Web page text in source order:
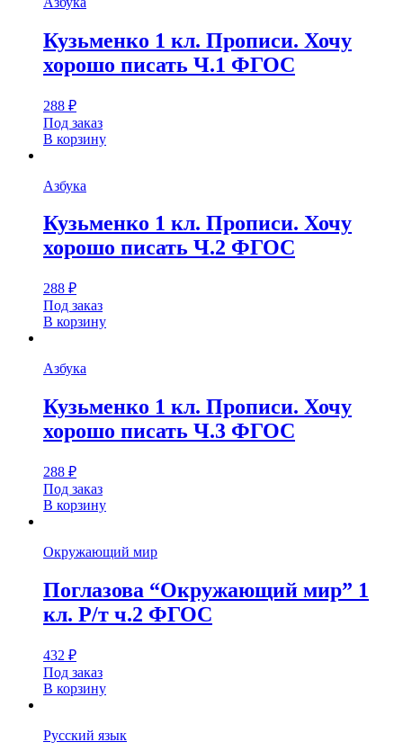
Кузьменко 1 кл. Прописи. Хочу
хорошо писать Ч.1 ФГОС
288 ₽
Под заказ
В корзину
Азбука
Кузьменко 1 кл. Прописи. Хочу
хорошо писать Ч.2 ФГОС
288 ₽
Под заказ
В корзину
Азбука
Кузьменко 1 кл. Прописи. Хочу
хорошо писать Ч.3 ФГОС
288 ₽
Под заказ
В корзину
Окружающий мир
Поглазова “Окружающий мир” 1
кл. Р/т ч.2 ФГОС
432 ₽
Под заказ
В корзину
Русский язык